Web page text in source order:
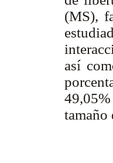
(MS),
así
tamaño